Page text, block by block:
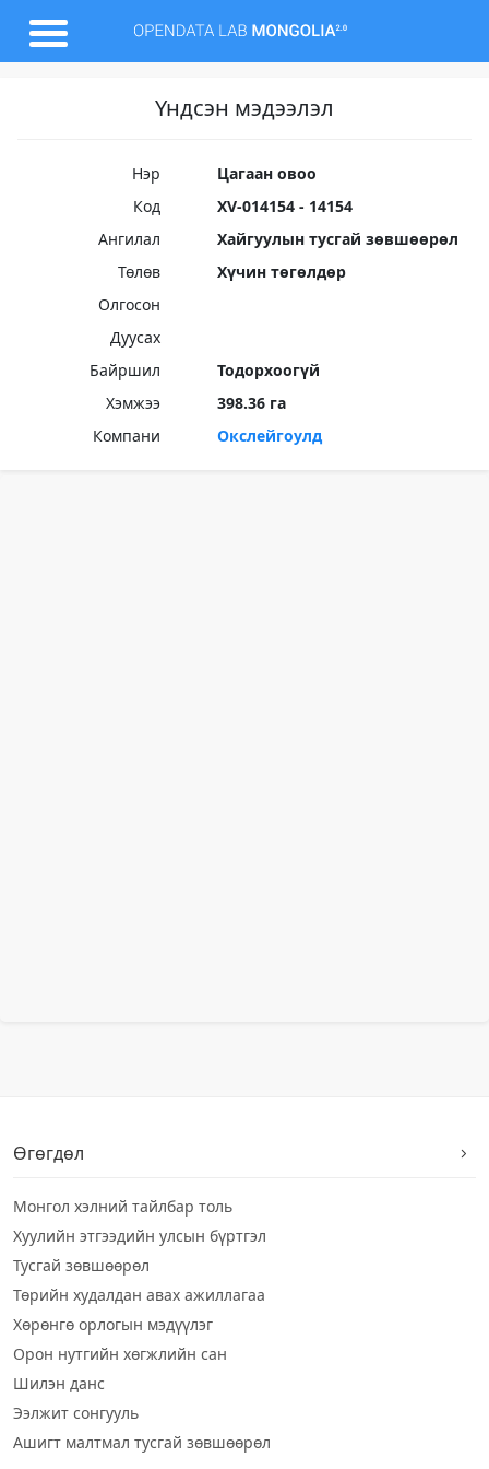
Үндсэн мэдээлэл
Нэр
Цагаан овоо
Код
XV-014154 - 14154
Ангилал
Хайгуулын тусгай зөвшөөрөл
Төлөв
Хүчин төгөлдөр
Олгосон
Дуусах
Байршил
Тодорхоогүй
Хэмжээ
398.36 га
Компани
Окслейгоулд
Өгөгдөл
Монгол хэлний тайлбар толь
Хуулийн этгээдийн улсын бүртгэл
Тусгай зөвшөөрөл
Төрийн худалдан авах ажиллагаа
Хөрөнгө орлогын мэдүүлэг
Орон нутгийн хөгжлийн сан
Шилэн данс
Ээлжит сонгууль
Ашигт малтмал тусгай зөвшөөрөл